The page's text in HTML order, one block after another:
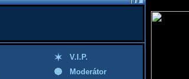
V.I.P.
Moderátor